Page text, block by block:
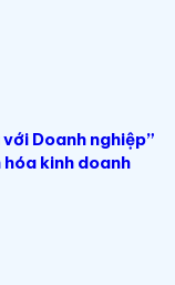
Doanh nghiệp”
kinh doanh